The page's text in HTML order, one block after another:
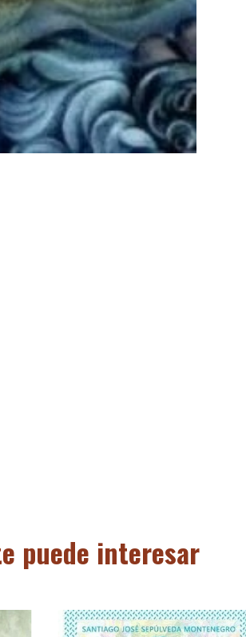
puede interesar